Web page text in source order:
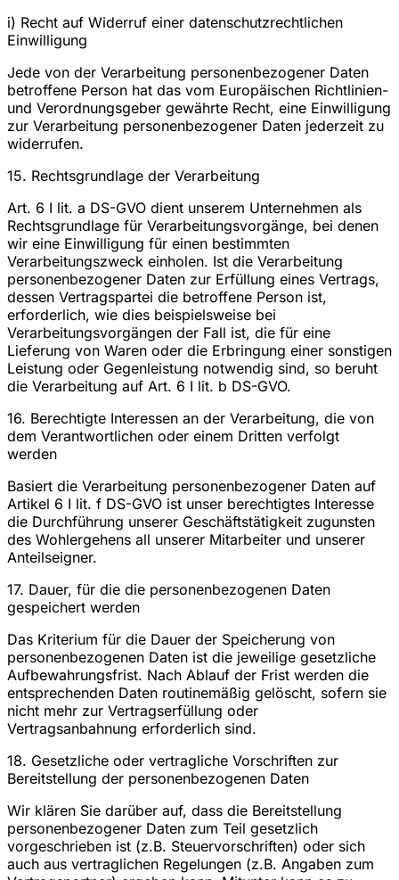
i) Recht auf Widerruf einer datenschutzrechtlichen
Einwilligung
Jede von der Verarbeitung personenbezogener Daten
betroffene Person hat das vom Europäischen Richtlinien-
und Verordnungsgeber gewährte Recht, eine Einwilligung
zur Verarbeitung personenbezogener Daten jederzeit zu
widerrufen.
15. Rechtsgrundlage der Verarbeitung
Art. 6 I lit. a DS-GVO dient unserem Unternehmen als
Rechtsgrundlage für Verarbeitungsvorgänge, bei denen
wir eine Einwilligung für einen bestimmten
Verarbeitungszweck einholen. Ist die Verarbeitung
personenbezogener Daten zur Erfüllung eines Vertrags,
dessen Vertragspartei die betroffene Person ist,
erforderlich, wie dies beispielsweise bei
Verarbeitungsvorgängen der Fall ist, die für eine
Lieferung von Waren oder die Erbringung einer sonstigen
Leistung oder Gegenleistung notwendig sind, so beruht
die Verarbeitung auf Art. 6 I lit. b DS-GVO.
16. Berechtigte Interessen an der Verarbeitung, die von
dem Verantwortlichen oder einem Dritten verfolgt
werden
Basiert die Verarbeitung personenbezogener Daten auf
Artikel 6 I lit. f DS-GVO ist unser berechtigtes Interesse
die Durchführung unserer Geschäftstätigkeit zugunsten
des Wohlergehens all unserer Mitarbeiter und unserer
Anteilseigner.
17. Dauer, für die die personenbezogenen Daten
gespeichert werden
Das Kriterium für die Dauer der Speicherung von
personenbezogenen Daten ist die jeweilige gesetzliche
Aufbewahrungsfrist. Nach Ablauf der Frist werden die
entsprechenden Daten routinemäßig gelöscht, sofern sie
nicht mehr zur Vertragserfüllung oder
Vertragsanbahnung erforderlich sind.
18. Gesetzliche oder vertragliche Vorschriften zur
Bereitstellung der personenbezogenen Daten
Wir klären Sie darüber auf, dass die Bereitstellung
personenbezogener Daten zum Teil gesetzlich
vorgeschrieben ist (z.B. Steuervorschriften) oder sich
auch aus vertraglichen Regelungen (z.B. Angaben zum